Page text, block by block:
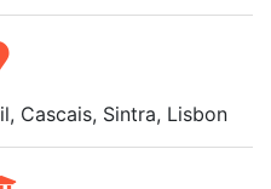
Cascais, Sintra, Lisbon